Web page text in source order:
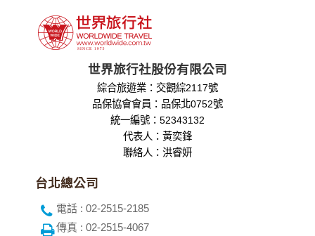
世界旅行社股份有限公司
綜合旅遊業：交觀綜2117號
品保協會會員：品保北0752號
統一編號：52343132
代表人：黃奕鋒
聯絡人：洪睿妍
台北總公司
電話 : 02-2515-2185
傳真 : 02-2515-4067